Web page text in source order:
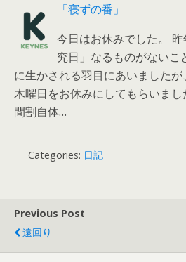
「寝ずの番」
今日はお休みでした。
究日」なるものがないこ
に生かされる羽目にあいました
木曜日をお休みにしてもらいま
間割自体…
Categories: 日記
Previous Post
遠回り